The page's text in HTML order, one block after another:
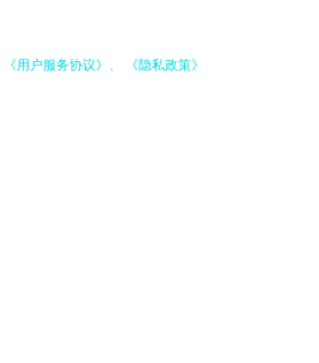
《用户服务协议》 《隐私政策》